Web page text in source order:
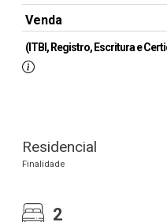
Venda
(ITBI, Registro, Escritura e
Residencial
Finalidade
2